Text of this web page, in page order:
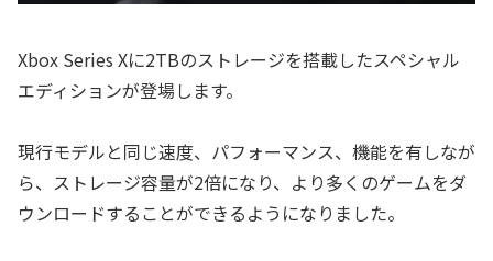
Xbox Series Xに2TBのストレージを搭載したスペシャル
エディションが登場します。
現行モデルと同じ速度、パフォーマンス、機能を有しなが
ら、ストレージ容量が2倍になり、より多くのゲームをダ
ウンロードすることができるようになりました。